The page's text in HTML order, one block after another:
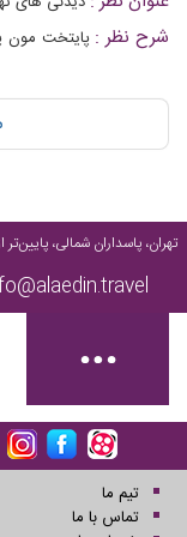
پردیس سینمایی چارسو
شرح نظر : پایتخت مون
تهران، پاسداران شمالی،
تیم ما
تماس با ما